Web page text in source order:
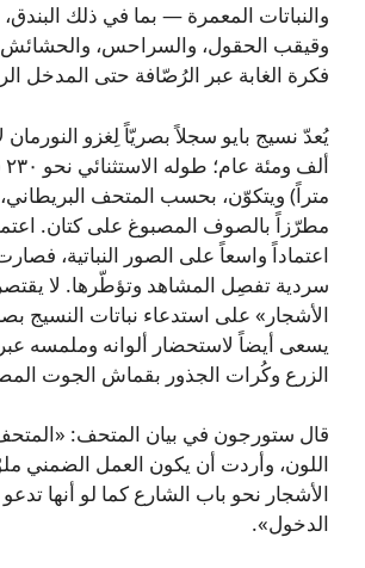
والنباتات المعمرة — بما في ذلك البندق،
وقيقب الحقول، والسراحس،
فكرة الغابة عبر الرُصّافة حتى المدخل
يُعدّ نسيج بايو سجلاً بصريّاً لِغزو النورمان
مطرّزاً بالصوف المصبوغ على كتان.
اعتماداً واسعاً على الصور النباتية،
سردية تفصِل المشاهد وتؤطّرها. لا
الأشجار» على استدعاء نباتات النسيج
يسعى أيضاً لاستحضار ألوانه وملمسه
الزرع وكُرات الجذور بقماش الجوت
قال ستورجون في بيان المتحف:
اللون، وأردت أن يكون العمل الضمني
الأشجار نحو باب الشارع كما لو أنها تدعو
الدخول».